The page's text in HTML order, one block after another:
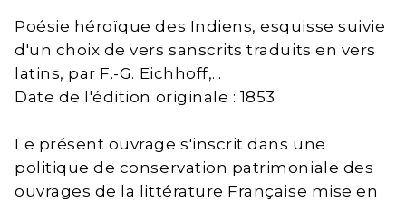
Poésie héroïque des Indiens, esquisse suivie
d'un choix de vers sanscrits traduits en vers
latins, par F.-G. Eichhoff,...
Date de l'édition originale : 1853
Le présent ouvrage s'inscrit dans une
politique de conservation patrimoniale des
ouvrages de la littérature Française mise en